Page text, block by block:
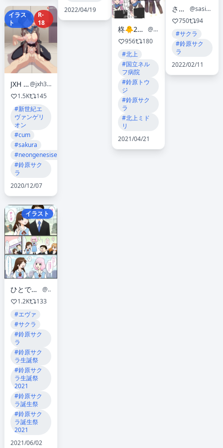
イラス
ト
R-
18
JXH 🔞
@jxh333
1.5K
145
#新世紀エ
ヴァンゲリ
オン
#cum
#sakura
#neongenesisevangelion
#鈴原サク
ラ
2020/12/07
イラスト
ひとで@さようなら、全てのエヴァンゲリオン。
@asuka021121
1.2K
133
#エヴァ
#サクラ
#鈴原サク
ラ
#鈴原サク
ラ生誕祭
#鈴原サク
ラ生誕祭
2021
#鈴原サク
ラ誕生祭
#鈴原サク
ラ誕生祭
2021
2021/06/02
2022/04/19
柊🐥2月中旬以降着手のお仕事募集中
@h0lly1201eva
956
180
#北上
#国立ネル
フ病院
#鈴原トウ
ジ
#鈴原サク
ラ
#北上ミド
リ
2021/04/21
さしみ
@sasihmi
750
94
#サクラ
#鈴原サク
ラ
2022/02/11